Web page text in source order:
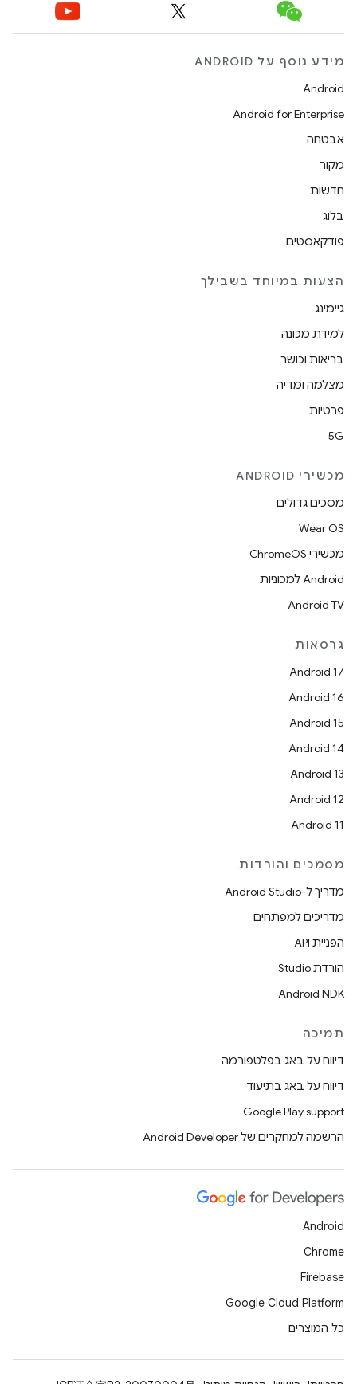
מידע נוסף על ANDROID
Android
Android for Enterprise
אבטחה
מקור
חדשות
בלוג
פודקאסטים
הצעות במיוחד בשבילך
גיימינג
למידת מכונה
בריאות וכושר
מצלמה ומדיה
פרטיות
5G
מכשירי ANDROID
מסכים גדולים
Wear OS
מכשירי ChromeOS
Android למכוניות
Android TV
גרסאות
Android 17
Android 16
Android 15
Android 14
Android 13
Android 12
Android 11
מסמכים והורדות
מדריך ל-Android Studio
מדריכים למפתחים
הפניית API
הורדת Studio
Android NDK
תמיכה
דיווח על באג בפלטפורמה
דיווח על באג בתיעוד
Google Play support
הרשמה למחקרים של Android Developer
Android
Chrome
Firebase
Google Cloud Platform
כל המוצרים